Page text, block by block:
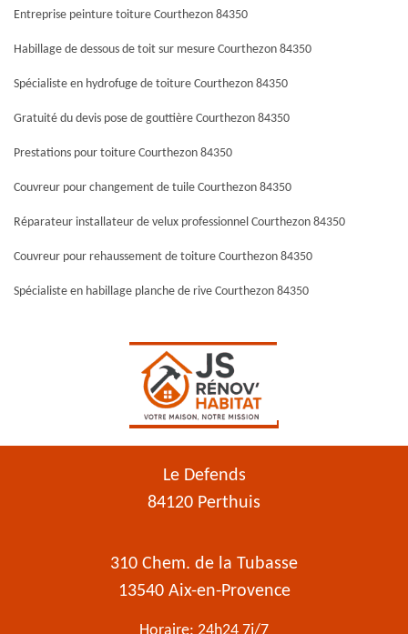
Entreprise peinture toiture Courthezon 84350
Habillage de dessous de toit sur mesure Courthezon 84350
Spécialiste en hydrofuge de toiture Courthezon 84350
Gratuité du devis pose de gouttière Courthezon 84350
Prestations pour toiture Courthezon 84350
Couvreur pour changement de tuile Courthezon 84350
Réparateur installateur de velux professionnel Courthezon 84350
Couvreur pour rehaussement de toiture Courthezon 84350
Spécialiste en habillage planche de rive Courthezon 84350
Le Defends
84120 Perthuis
310 Chem. de la Tubasse
13540 Aix-en-Provence